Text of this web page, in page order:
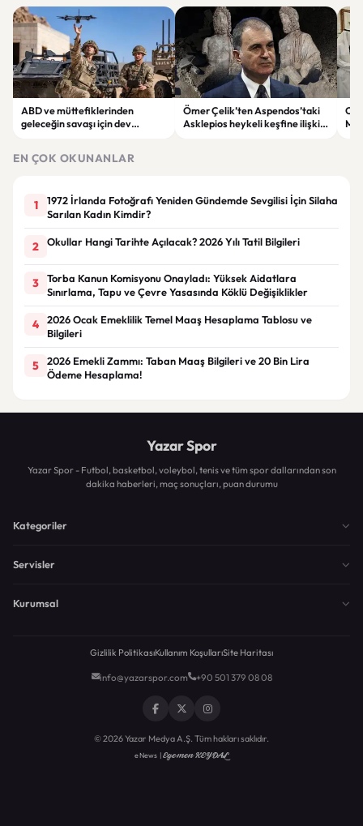
ABD ve müttefiklerinden
geleceğin savaşı için dev
Ömer Çelik’ten Aspendos’taki
Asklepios heykeli keşfine ilişkin
EN ÇOK OKUNANLAR
1
1972 İrlanda Fotoğrafı Yeniden Gündemde Sevgilisi İçin Silaha
Sarılan Kadın Kimdir?
2 Okullar Hangi Tarihte Açılacak? 2026 Yılı Tatil Bilgileri
3
Torba Kanun Komisyonu Onayladı: Yüksek Aidatlara
Sınırlama, Tapu ve Çevre Yasasında Köklü Değişiklikler
4
2026 Ocak Emeklilik Temel Maaş Hesaplama Tablosu ve
Bilgileri
5
2026 Emekli Zammı: Taban Maaş Bilgileri ve 20 Bin Lira
Ödeme Hesaplama!
Yazar Spor
Yazar Spor - Futbol, basketbol, voleybol, tenis ve tüm spor dallarından son
dakika haberleri, maç sonuçları, puan durumu
Kategoriler
Servisler
Kurumsal
Gizlilik PolitikasıKullanım KoşullarıSite Haritası
info@yazarspor.com +90 501 379 08 08
© 2026 Yazar Medya A.Ş. Tüm hakları saklıdır.
eNews |Egemen KEYDAL